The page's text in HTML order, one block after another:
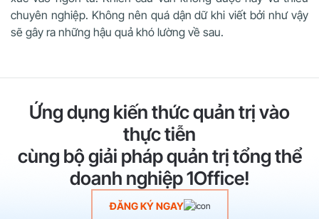
chuyên nghiệp. Không nên quá dận dữ khi viết bởi như vậy
sẽ gây ra những hậu quả khó lường về sau.
Ứng dụng kiến thức quản trị vào
thực tiễn
cùng bộ giải pháp quản trị tổng thể
doanh nghiệp 1Office!
ĐĂNG KÝ NGAY